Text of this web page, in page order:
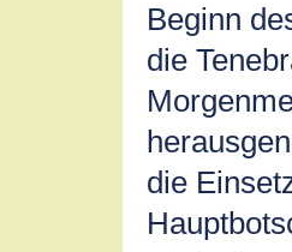
Beginn
die
die